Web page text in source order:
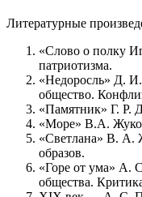
Литературные
«Слово о полку
патриотизма.
«Недоросль» Д.
общество.
«Памятник» Г. Р.
«Море» В.А.
«Светлана» В. А.
образов.
«Горе от ума» А.
общества.